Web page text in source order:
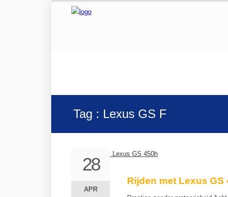
Tag : Lexus GS F
Rijden met Lexus GS
28
APR
28
APR